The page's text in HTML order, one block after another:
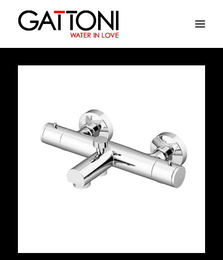
Produtos
Media
Acabamentos
Onde comprar